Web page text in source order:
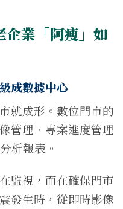
企業「阿瘦」如
成數據中心
就成形。數位門市的
管理、專案進度管理
析報表。
監視，而在確保門市
發生時，從即時影像